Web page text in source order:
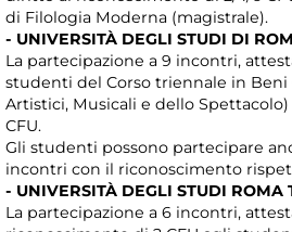
di Filologia Moderna (magistrale).
- UNIVERSITÀ DEGLI STUDI DI
La partecipazione a 9 incontri,
studenti del Corso triennale in
Artistici, Musicali e dello
CFU.
Gli studenti possono partecipare
incontri con il riconoscimento
- UNIVERSITÀ DEGLI STUDI ROMA
La partecipazione a 6 incontri,